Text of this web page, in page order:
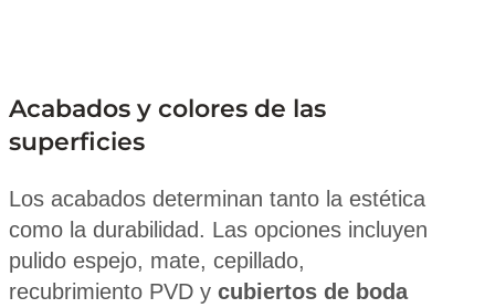
Acabados y colores de las
superficies
Los acabados determinan tanto la estética
como la durabilidad. Las opciones incluyen
pulido espejo, mate, cepillado,
recubrimiento PVD y cubiertos de boda